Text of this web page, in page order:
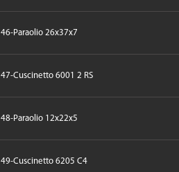
46-Paraolio 26x37x7
47-Cuscinetto 6001 2 RS
48-Paraolio 12x22x5
49-Cuscinetto 6205 C4